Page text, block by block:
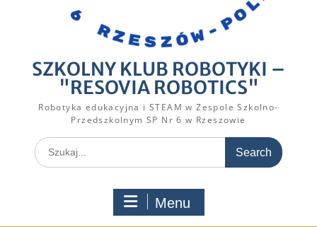
SZKOLNY KLUB ROBOTYKI –
"RESOVIA ROBOTICS"
Robotyka edukacyjna i STEAM w Zespole Szkolno-
Przedszkolnym SP Nr 6 w Rzeszowie
Search
for:
Menu